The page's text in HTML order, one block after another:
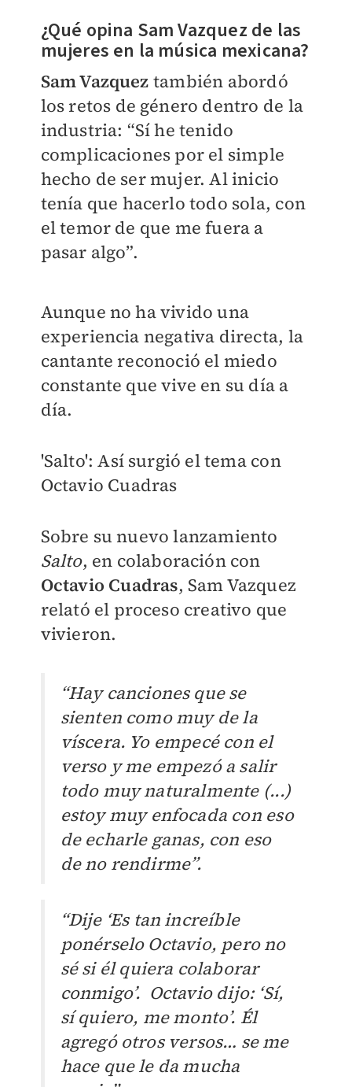
¿Qué opina Sam Vazquez de las
mujeres en la música mexicana?
Sam Vazquez también abordó
los retos de género dentro de la
industria: “Sí he tenido
complicaciones por el simple
hecho de ser mujer. Al inicio
tenía que hacerlo todo sola, con
el temor de que me fuera a
pasar algo”.
Aunque no ha vivido una
experiencia negativa directa, la
cantante reconoció el miedo
constante que vive en su día a
día.
'Salto': Así surgió el tema con
Octavio Cuadras
Sobre su nuevo lanzamiento
Salto, en colaboración con
Octavio Cuadras, Sam Vazquez
relató el proceso creativo que
vivieron.
“Hay canciones que se
sienten como muy de la
víscera. Yo empecé con el
verso y me empezó a salir
todo muy naturalmente (...)
estoy muy enfocada con eso
de echarle ganas, con eso
de no rendirme”.
“Dije ‘Es tan increíble
ponérselo Octavio, pero no
sé si él quiera colaborar
conmigo’. Octavio dijo: ‘Sí,
sí quiero, me monto’. Él
agregó otros versos… se me
hace que le da mucha